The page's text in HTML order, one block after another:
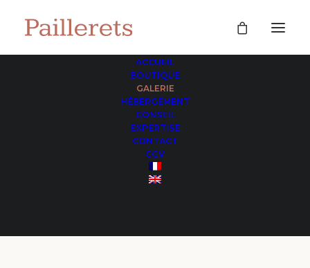
ACCUEIL
BOUTIQUE
GALERIE
HÉBERGEMENT
CONSEIL
EXPERTISE
CONTACT
CGV